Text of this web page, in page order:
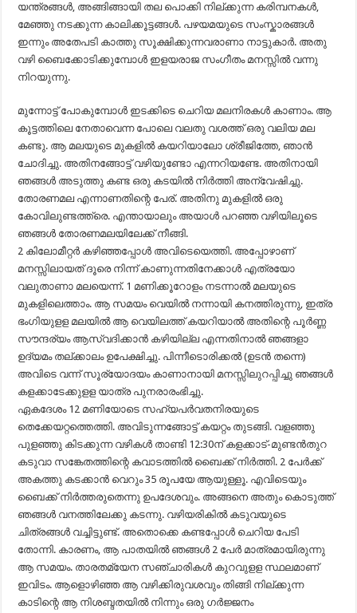
യന്ത്രങ്ങൾ, അങ്ങിങ്ങായി തല പൊക്കി നില്ക്കുന്ന കരിമ്പനകൾ,
മേഞ്ഞു നടക്കുന്ന കാലിക്കൂട്ടങ്ങൾ. പഴയമയുടെ സംസ്കാരങ്ങൾ
ഇന്നും അതേപടി കാത്തു സൂക്ഷിക്കുന്നവരാണാ നാട്ടുകാർ. അതു
വഴി ബൈക്കോടിക്കുമ്പോൾ ഇളയരാജ സംഗീതം മനസ്സിൽ വന്നു
നിറയുന്നു.
മുന്നോട്ട് പോകുമ്പോൾ ഇടക്കിടെ ചെറിയ മലനിരകൾ കാണാം. ആ
കൂട്ടത്തിലെ നേതാവെന്ന പോലെ വലതു വശത്ത്‌ ഒരു വലിയ മല
കണ്ടു. ആ മലയുടെ മുകളിൽ കയറിയാലോ ശ്രീജിത്തേ, ഞാൻ
ചോദിച്ചു. അതിനങ്ങോട്ട് വഴിയുണ്ടോ എന്നറിയണ്ടേ. അതിനായി
ഞങ്ങൾ അടുത്തു കണ്ട ഒരു കടയിൽ നിർത്തി അന്വേഷിച്ചു.
തോരണമല എന്നാണതിന്റെ പേര്. അതിനു മുകളിൽ ഒരു
കോവിലുണ്ടത്ത്രെ. എന്തായാലും അയാൾ പറഞ്ഞ വഴിയിലൂടെ
ഞങ്ങൾ തോരണമലയിലേക്ക് നീങ്ങി.
2 കിലോമീറ്റർ കഴിഞ്ഞപ്പോൾ അവിടെയെത്തി. അപ്പോഴാണ്‌
മനസ്സിലായത് ദൂരെ നിന്ന് കാണുന്നതിനേക്കാൾ എത്രയോ
വലുതാണാ മലയെന്ന്. 1 മണിക്കൂറോളം നടന്നാൽ മലയുടെ
മുകളിലെത്താം. ആ സമയം വെയിൽ നന്നായി കനത്തിരുന്നു, ഇത്ര
ഭംഗിയുളള മലയിൽ ആ വെയിലത്ത് കയറിയാൽ അതിന്റെ പൂർണ്ണ
സൗന്ദര്യം ആസ്വദിക്കാൻ കഴിയില്ല എന്നതിനാൽ ഞങ്ങളാ
ഉദ്യമം തല്ക്കാലം ഉപേക്ഷിച്ചു. പിന്നീടൊരിക്കൽ (ഉടൻ തന്നെ)
അവിടെ വന്ന് സൂര്യോദയം കാണാനായി മനസ്സിലുറപ്പിച്ചു ഞങ്ങൾ
കളക്കാടേക്കുളള യാത്ര പുനരാരംഭിച്ചു.
ഏകദേശം 12 മണിയോടെ സഹ്യപർവതനിരയുടെ
തെക്കേയറ്റത്തെത്തി. അവിടുന്നങ്ങോട്ട് കയറ്റം തുടങ്ങി. വളഞ്ഞു
പുളഞ്ഞു കിടക്കുന്ന വഴികൾ താണ്ടി 12:30ന് കളക്കാട്‌-മുണ്ടൻതുറ
കടുവാ സങ്കേതത്തിന്റെ കവാടത്തിൽ ബൈക്ക് നിർത്തി. 2 പേർക്ക്
അകത്തു കടക്കാൻ വെറും 35 രൂപയേ ആയുള്ളൂ. എവിടെയും
ബൈക്ക് നിർത്തരുതെന്നു ഉപദേശവും. അങ്ങനെ അതും കൊടുത്ത്
ഞങ്ങൾ വനത്തിലേക്കു കടന്നു. വഴിയരികിൽ കടുവയുടെ
ചിത്രങ്ങൾ വച്ചിട്ടുണ്ട്. അതൊക്കെ കണ്ടപ്പോൾ ചെറിയ പേടി
തോന്നി. കാരണം, ആ പാതയിൽ ഞങ്ങൾ 2 പേർ മാത്രമായിരുന്നു
ആ സമയം. താരതമ്യേന സഞ്ചാരികൾ കുറവുളള സ്ഥലമാണ്
ഇവിടം. ആളൊഴിഞ്ഞ ആ വഴിക്കിരുവശവും തിങ്ങി നില്ക്കുന്ന
കാടിന്റെ ആ നിശബ്ദതയിൽ നിന്നും ഒരു ഗർജ്ജനം